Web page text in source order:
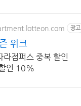
광고
위크
라점퍼스 중복 할인
인 10%